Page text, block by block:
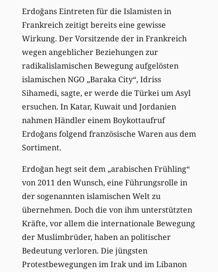
Erdoğans Eintreten für die Islamisten in
Frankreich zeitigt bereits eine gewisse
Wirkung. Der Vorsitzende der in Frankreich
wegen angeblicher Beziehungen zur
radikalislamischen Bewegung aufgelösten
islamischen NGO „Baraka City“, Idriss
Sihamedi, sagte, er werde die Türkei um Asyl
ersuchen. In Katar, Kuwait und Jordanien
nahmen Händler einem Boykottaufruf
Erdoğans folgend französische Waren aus dem
Sortiment.
Erdoğan hegt seit dem „arabischen Frühling“
von 2011 den Wunsch, eine Führungsrolle in
der sogenannten islamischen Welt zu
übernehmen. Doch die von ihm unterstützten
Kräfte, vor allem die internationale Bewegung
der Muslimbrüder, haben an politischer
Bedeutung verloren. Die jüngsten
Protestbewegungen im Irak und im Libanon